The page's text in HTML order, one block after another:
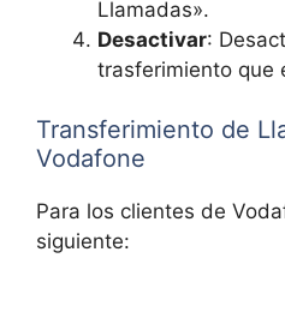
Llamadas».
Desactivar:
trasferimiento que
Transferimiento de
Vodafone
Para los clientes de
siguiente: